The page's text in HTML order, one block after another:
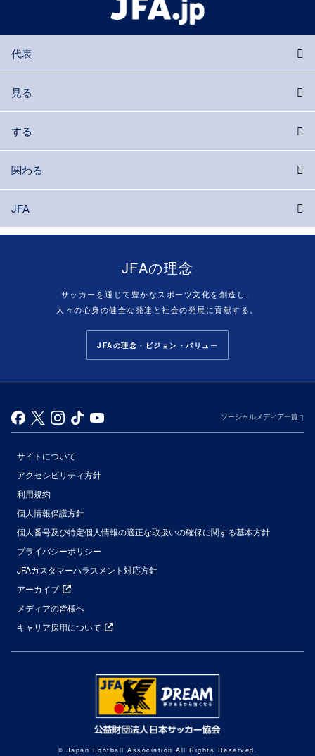
代表
見る
する
関わる
JFA
JFAの理念
サッカーを通じて豊かなスポーツ文化を創造し、
人々の心身の健全な発達と社会の発展に貢献する。
JFAの理念・ビジョン・バリュー
ソーシャルメディア一覧
サイトについて
アクセシビリティ方針
利用規約
個人情報保護方針
個人番号及び特定個人情報の適正な取扱いの確保に関する基本方針
プライバシーポリシー
JFAカスタマーハラスメント対応方針
アーカイブ
メディアの皆様へ
キャリア採用について
© Japan Football Association All Rights Reserved.